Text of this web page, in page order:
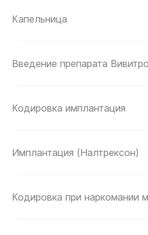
Капельница
Введение препарата
Кодировка имплантация
Имплантация (Налтрексон)
Кодировка при наркомании